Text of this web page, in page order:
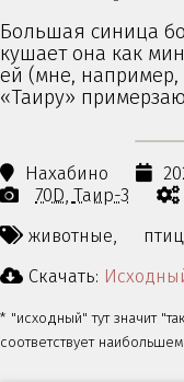
Большая синица
кушает она как
ей (мне,
«Таиру»
Нахабино
70D Таир-3
животные,
Скачать:
* "исходный" тут значит
соответствует